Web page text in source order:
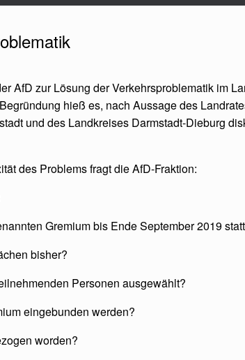
AfD zur Lösung der Verkehrsproblematik im
hieß es, nach Aussage des
und des Landkreises Darmstadt-Dieburg
des Problems fragt die AfD-Fraktion:
Gremium bis Ende September 2019
bisher?
Personen ausgewählt?
eingebunden werden?
worden?